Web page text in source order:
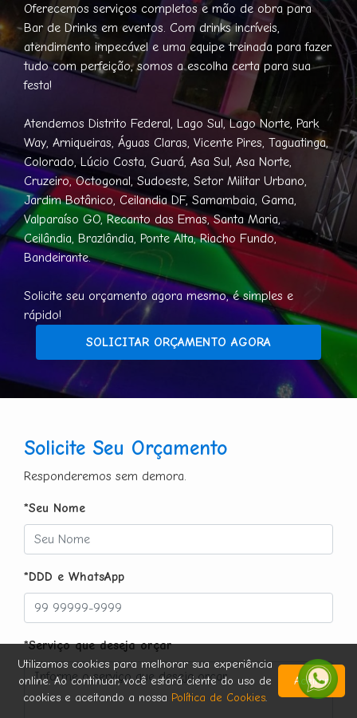
Oferecemos serviços completos e mão de obra para
Bar de Drinks em eventos. Com drinks incríveis,
atendimento impecável e uma equipe treinada para fazer
tudo com perfeição, somos a escolha certa para sua
festa!
Atendemos Distrito Federal, Lago Sul, Lago Norte, Park
Way, Arniqueiras, Águas Claras, Vicente Pires, Taguatinga,
Colorado, Lúcio Costa, Guará, Asa Sul, Asa Norte,
Cruzeiro, Octogonal, Sudoeste, Setor Militar Urbano,
Jardim Botânico, Ceilandia DF, Samambaia, Gama,
Valparaíso GO, Recanto das Emas, Santa Maria,
Ceilândia, Brazlândia, Ponte Alta, Riacho Fundo,
Bandeirante.
Solicite seu orçamento agora mesmo, é simples e
rápido!
SOLICITAR ORÇAMENTO AGORA
Solicite Seu Orçamento
Responderemos sem demora.
*Seu Nome
*DDD e WhatsApp
*Serviço que deseja orçar
Utilizamos cookies para melhorar sua experiência
online. Ao continuar, você estará ciente do uso de
cookies e aceitando a nossa Política de Cookies.
Aceitar